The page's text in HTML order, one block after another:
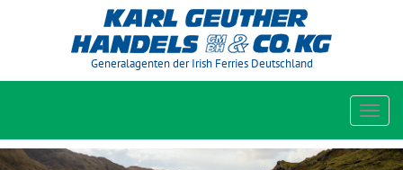
Generalagenten der Irish Ferries Deutschland